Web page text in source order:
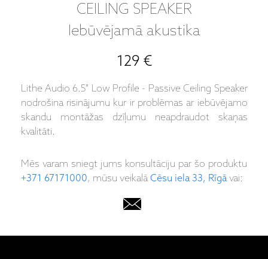
CEILING SPEAKER
Iebūvējamā akustika
129 €
Lithe Audio 6.5" Low Profile - Passive Ceiling Speaker
nodrošina risinājumu kur ir problēmas ar iebūvējamo
skandu montāžas dzīļumu neapdraudot skaņas
kvalitāti.
Mēs varam sniegt jums konsultāciju par šo produktu
+371 67171000, mūsu veikalāCēsu iela 33, Rīgāvai: